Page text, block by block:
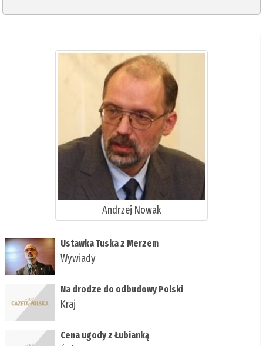
Andrzej Nowak
Ustawka Tuska z Merzem
Wywiady
Na drodze do odbudowy Polski
Kraj
Cena ugody z Łubianką